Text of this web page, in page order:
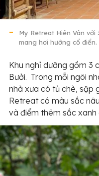
My Retreat Hiên Vân
mang hơi hướng cổ
Khu nghỉ dưỡng gồm 3
Bưởi. Trong mỗi ngôi
nhà xưa có tủ chè, sập
Retreat có màu sắc
và điểm thêm sắc xanh